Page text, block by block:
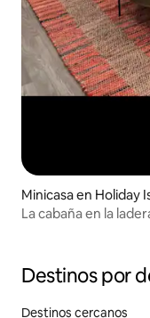
Minicasa en Holiday
La cabaña en la
Destinos por
Destinos cercanos